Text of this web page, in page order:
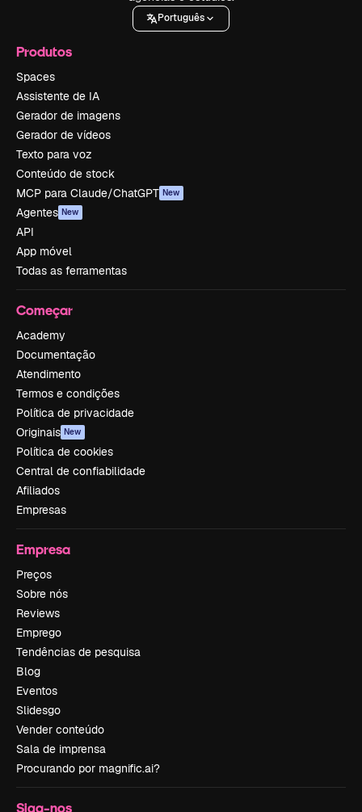
Português
Produtos
Spaces
Assistente de IA
Gerador de imagens
Gerador de vídeos
Texto para voz
Conteúdo de stock
MCP para Claude/ChatGPT New
Agentes New
API
App móvel
Todas as ferramentas
Começar
Academy
Documentação
Atendimento
Termos e condições
Política de privacidade
Originais New
Política de cookies
Central de confiabilidade
Afiliados
Empresas
Empresa
Preços
Sobre nós
Reviews
Emprego
Tendências de pesquisa
Blog
Eventos
Slidesgo
Vender conteúdo
Sala de imprensa
Procurando por magnific.ai?
Siga-nos